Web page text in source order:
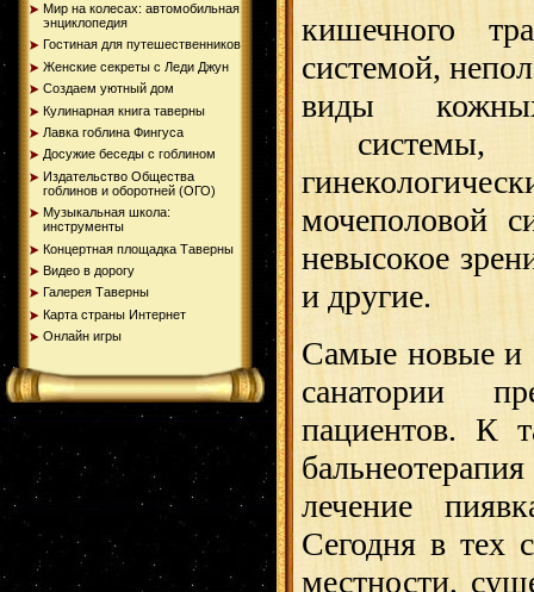
Мир на колесах: автомобильная
энциклопедия
Гостиная для путешественников
Женские секреты с Леди Джун
Создаем уютный дом
Кулинарная книга таверны
Лавка гоблина Фингуса
Досужие беседы с гоблином
Издательство Общества
гоблинов и оборотней (ОГО)
Музыкальная школа:
инструменты
Концертная площадка Таверны
Видео в дорогу
Галерея Таверны
Карта страны Интернет
Онлайн игры
кишечного
системой,
виды кожных
системы,
мочеполовой
невысокое
и другие.
Самые новые и
санатории
пациентов. К
лечение
Сегодня в тех
местности,